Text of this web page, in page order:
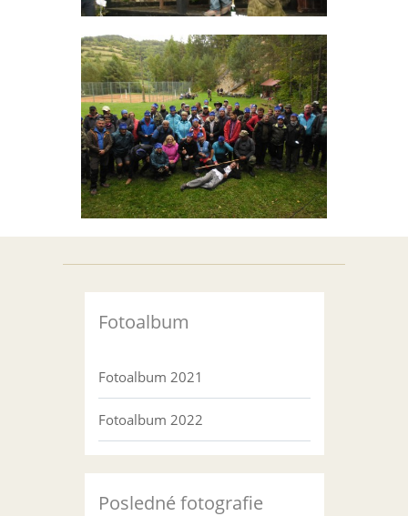
Fotoalbum
Fotoalbum 2021
Fotoalbum 2022
Posledné fotografie